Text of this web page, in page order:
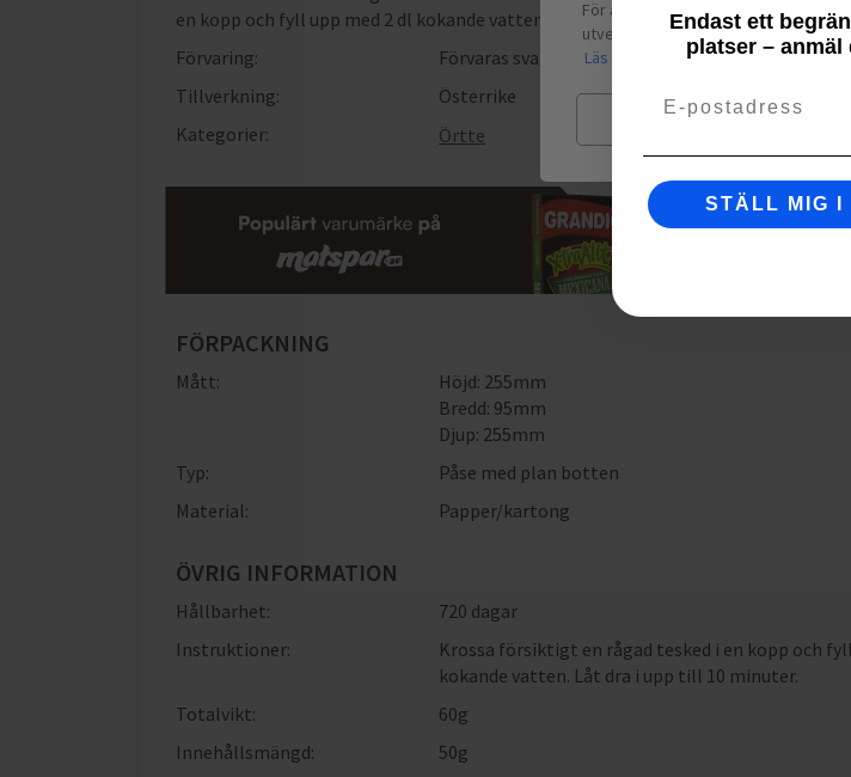
en kopp och fyll upp med 2 dl kokande vatten. Låt dra i upp till 10 minuter.
Förvaring:
Förvaras svalt och torrt.
Tillverkning:
Österrike
Kategorier:
Örtte
FÖRPACKNING
Mått:
Höjd: 255mm
Bredd: 95mm
Djup: 255mm
Typ:
Påse med plan botten
Material:
Papper/kartong
ÖVRIG INFORMATION
Hållbarhet:
720 dagar
Instruktioner:
Krossa försiktigt en rågad tesked i en kopp och
kokande vatten. Låt dra i upp till 10 minuter.
Totalvikt:
60g
Innehållsmängd:
50g
För att leverera en personlig
utveckling och ha sociala medier-
Läs mer
Mina val
Endast ett
platser – anmäl
STÄLL MIG I